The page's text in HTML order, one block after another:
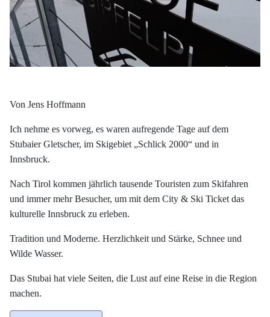
Von Jens Hoffmann
Ich nehme es vorweg, es waren aufregende Tage auf dem
Stubaier Gletscher, im Skigebiet „Schlick 2000“ und in
Innsbruck.
Nach Tirol kommen jährlich tausende Touristen zum Skifahren
und immer mehr Besucher, um mit dem City & Ski Ticket das
kulturelle Innsbruck zu erleben.
Tradition und Moderne. Herzlichkeit und Stärke, Schnee und
Wilde Wasser.
Das Stubai hat viele Seiten, die Lust auf eine Reise in die Region
machen.